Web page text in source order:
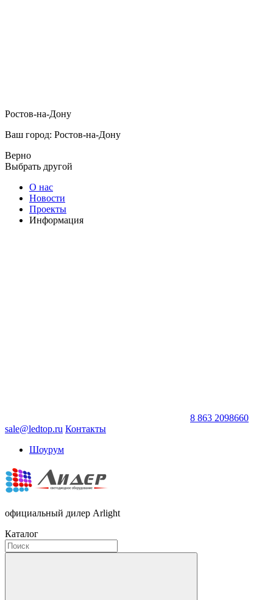
Ростов-на-Дону
Ваш город: Ростов-на-Дону
Верно
Выбрать другой
О нас
Новости
Проекты
Информация
8 863 2098660
sale@ledtop.ru Контакты
Шоурум
официальный дилер Arlight
Каталог